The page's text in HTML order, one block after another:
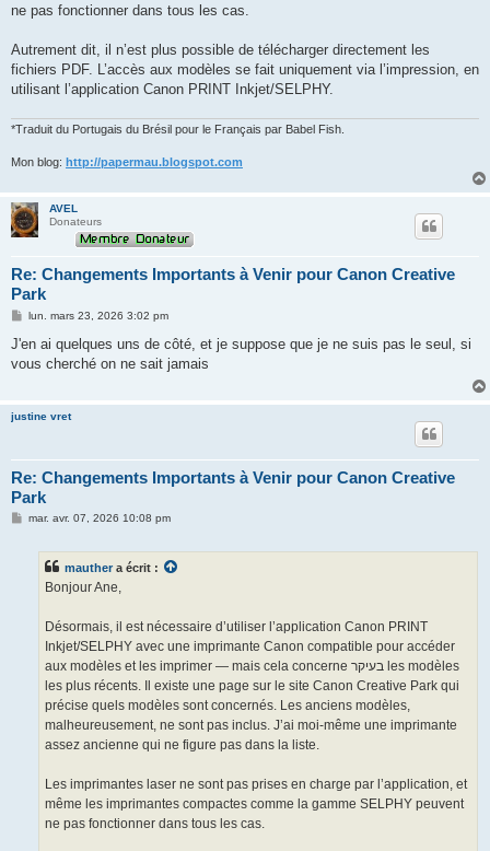
ne pas fonctionner dans tous les cas.
Autrement dit, il n’est plus possible de télécharger directement les
fichiers PDF. L’accès aux modèles se fait uniquement via l’impression, en
utilisant l’application Canon PRINT Inkjet/SELPHY.
*Traduit du Portugais du Brésil pour le Français par Babel Fish.
Mon blog: http://papermau.blogspot.com
AVEL
Donateurs
Re: Changements Importants à Venir pour Canon Creative
Park
M
s
a
lun. mars 23, 2026 3:02 pm
J'en ai quelques uns de côté, et je suppose que je ne suis pas le seul, si
vous cherché on ne sait jamais
justine vret
Re: Changements Importants à Venir pour Canon Creative
Park
Mmar. avr. 07, 2026 10:08 pm
mauther a écrit :
Bonjour Ane,
Désormais, il est nécessaire d’utiliser l’application Canon PRINT
Inkjet/SELPHY avec une imprimante Canon compatible pour accéder
aux modèles et les imprimer — mais cela concerne בעיקר les modèles
les plus récents. Il existe une page sur le site Canon Creative Park qui
précise quels modèles sont concernés. Les anciens modèles,
malheureusement, ne sont pas inclus. J’ai moi-même une imprimante
assez ancienne qui ne figure pas dans la liste.
Les imprimantes laser ne sont pas prises en charge par l’application, et
même les imprimantes compactes comme la gamme SELPHY peuvent
ne pas fonctionner dans tous les cas.